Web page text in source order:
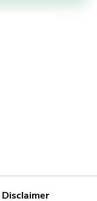
Disclaimer